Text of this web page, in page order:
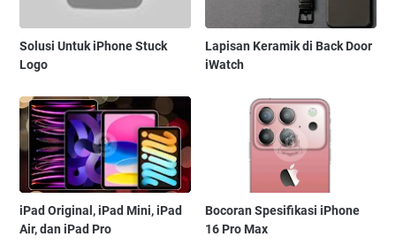
Solusi Untuk iPhone Stuck
Logo
Lapisan Keramik di Back Door
iWatch
iPad Original, iPad Mini, iPad
Air, dan iPad Pro
Bocoran Spesifikasi iPhone
16 Pro Max